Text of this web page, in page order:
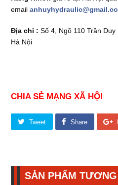
email
Địa chỉ : Số 4, Ngõ 110 Trần
Hà Nội
CHIA SẺ MẠNG XÃ HỘI
Tweet Share
SẢN PHẨM